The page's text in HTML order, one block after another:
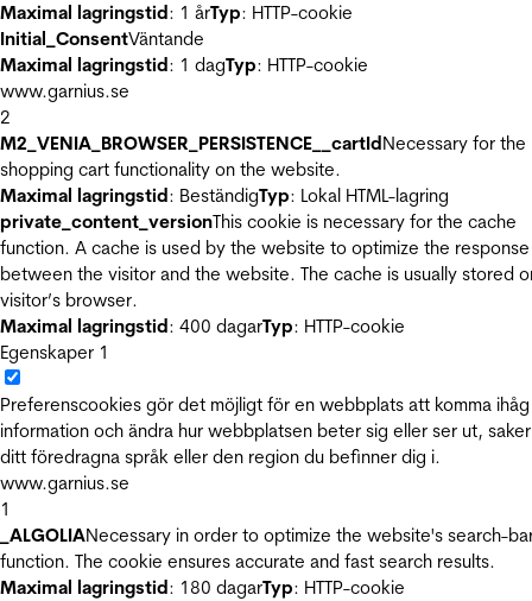
Maximal lagringstid: 1 årTyp: HTTP-cookie
Initial_ConsentVäntande
Maximal lagringstid: 1 dagTyp: HTTP-cookie
www.garnius.se
2
M2_VENIA_BROWSER_PERSISTENCE__cartIdNecessary for the
shopping cart functionality on the website.
Maximal lagringstid: BeständigTyp: Lokal HTML-lagring
private_content_versionThis cookie is necessary for the cache
function. A cache is used by the website to optimize the
between the visitor and the website. The cache is usually stored
visitor’s browser.
Maximal lagringstid: 400 dagarTyp: HTTP-cookie
Egenskaper 1
Preferenscookies gör det möjligt för en webbplats att komma ihåg
information och ändra hur webbplatsen beter sig eller ser ut,
ditt föredragna språk eller den region du befinner dig i.
www.garnius.se
1
_ALGOLIANecessary in order to optimize the website's search-
function. The cookie ensures accurate and fast search results.
Maximal lagringstid: 180 dagarTyp: HTTP-cookie